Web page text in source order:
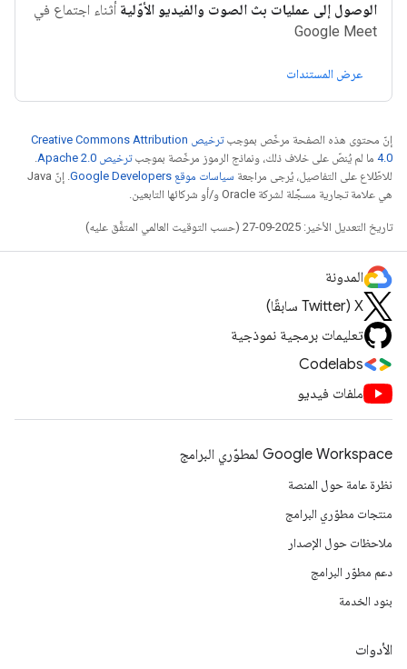
الوصول إلى عمليات بث الصوت والفيديو الأوّلية أثناء اجتماع في
Google Meet
عرض المستندات
إنّ محتوى هذه الصفحة مرخّص بموجب
ترخيص Creative Commons Attribution
4.0‏ ما لم يُنصّ على خلاف ذلك، ونماذج الرموز مرخّصة بموجبترخيص Apache 2.0‏
.
للاطّلاع على التفاصيل، يُرجى مراجعة سياسات موقع Google Developers‏
. إنّ Java
هي علامة تجارية مسجَّلة لشركة Oracle و/أو شركائها التابعين.
تاريخ التعديل الأخير: 2025-09-27 (حسب التوقيت العالمي المتفَّق عليه)
المدونة
‫X ‏(Twitter سابقًا)
تعليمات برمجية نموذجية
Codelabs
ملفات فيديو
Google Workspace لمطوّري البرامج
نظرة عامة حول المنصة
منتجات مطوّري البرامج
ملاحظات حول الإصدار
دعم مطوّر البرامج
بنود الخدمة
الأدوات